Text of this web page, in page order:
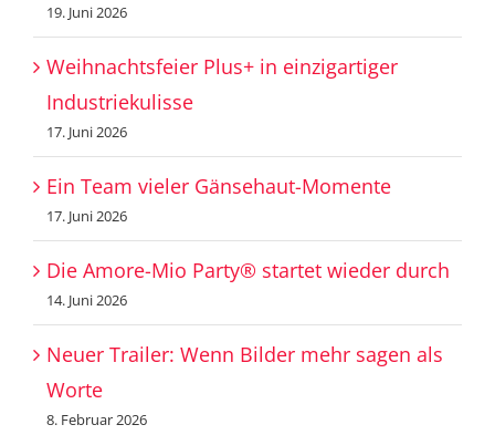
19. Juni 2026
Weihnachtsfeier Plus+ in einzigartiger
Industriekulisse
17. Juni 2026
Ein Team vieler Gänsehaut-Momente
17. Juni 2026
Die Amore-Mio Party® startet wieder durch
14. Juni 2026
Neuer Trailer: Wenn Bilder mehr sagen als
Worte
8. Februar 2026